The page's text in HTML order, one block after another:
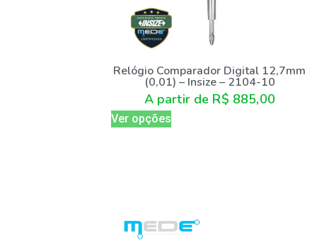
Relógio Comparador Digital 12,7mm
(0,01) – Insize – 2104-10
A partir de R$ 885,00
Ver opções